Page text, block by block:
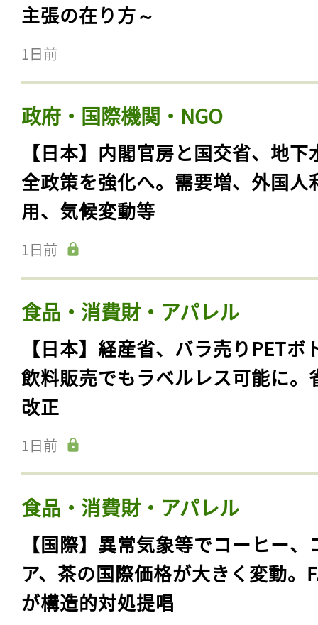
主張の在り方～
1日前
政府・国際機関・NGO
【日本】内閣官房と国交省、地下
全政策を強化へ。需要増、外国人
用、気候変動等
1日前
食品・消費財・アパレル
【日本】経産省、バラ売りPETボ
飲料販売でもラベルレス可能に。
改正
1日前
食品・消費財・アパレル
【国際】異常気象等でコーヒー、
ア、茶の国際価格が大きく変動。
が構造的対処提唱